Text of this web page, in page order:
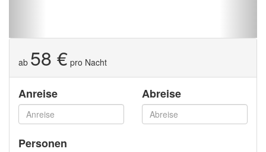
ab 58 € pro Nacht
Anreise Abreise
Personen